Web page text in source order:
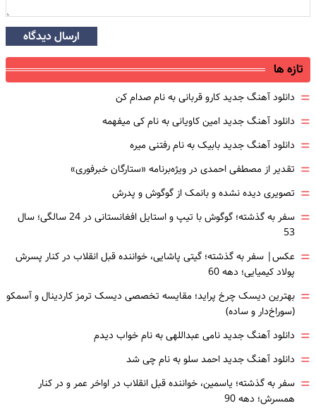
ارسال دیدگاه
تازه ها
= دانلود آهنگ جدید کارو قربانی به نام صدام کن
= دانلود آهنگ جدید امین کاویانی به نام کی میفهمه
= دانلود آهنگ جدید بابیک به نام رفتنی میره
= تقدیر از مصطفی احمدی در ویژه‌برنامه «ستارگان خبرفوری»
= تصویری دیده نشده و بانمک از گوگوش و پدرش
=
سفر به گذشته؛ گوگوش با تیپ و استایل افغانستانی در 24 سالگی؛ سال
53
= عکس| سفر به گذشته؛ گیتی پاشایی، خواننده قبل انقلاب در کنار پسرش
پولاد کیمیایی؛ دهه 60
= بهترین دیسک چرخ پراید؛ مقایسه تخصصی دیسک ترمز کاردینال و آسمکو
(سوراخ‌دار و ساده)
= دانلود آهنگ جدید نامی عبداللهی به نام خواب دیدم
= دانلود آهنگ جدید احمد سلو به نام چی شد
= سفر به گذشته؛ یاسمین، خواننده قبل انقلاب در اواخر عمر و در کنار
همسرش؛ دهه 90